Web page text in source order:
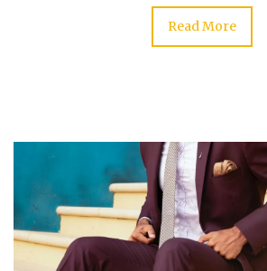
Read More